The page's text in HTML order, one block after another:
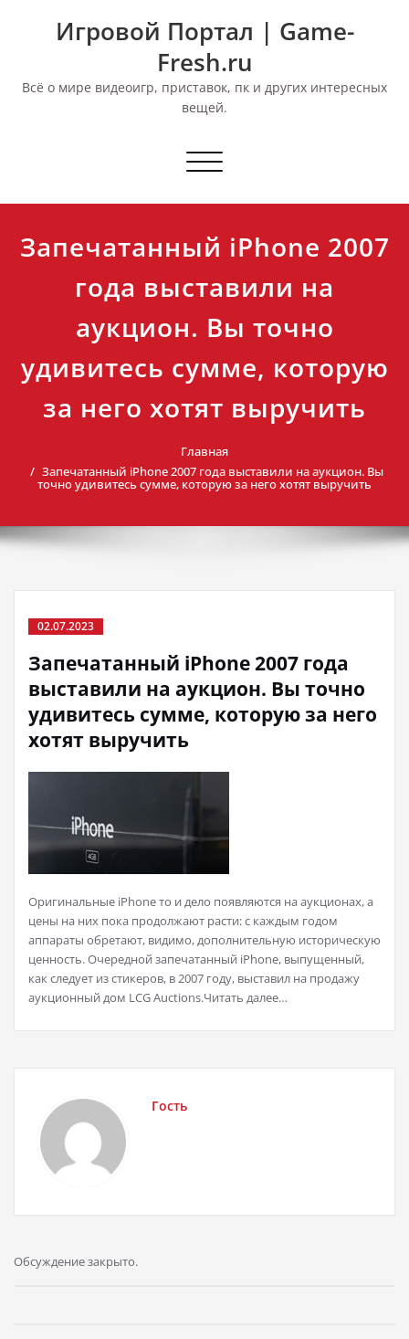
Игровой Портал | Game-
Fresh.ru
Всё о мире видеоигр, приставок, пк и других интересных
вещей.
Переключить
Запечатанный iPhone 2007
года выставили на
аукцион. Вы точно
удивитесь сумме, которую
за него хотят выручить
Главная
Запечатанный iPhone 2007 года выставили на аукцион. Вы
точно удивитесь сумме, которую за него хотят выручить
02.07.2023
Запечатанный iPhone 2007 года
выставили на аукцион. Вы точно
удивитесь сумме, которую за него
хотят выручить
Оригинальные iPhone то и дело появляются на аукционах, а
цены на них пока продолжают расти: с каждым годом
аппараты обретают, видимо, дополнительную историческую
ценность. Очередной запечатанный iPhone, выпущенный,
как следует из стикеров, в 2007 году, выставил на продажу
аукционный дом LCG Auctions.Читать далее…
Гость
Обсуждение закрыто.